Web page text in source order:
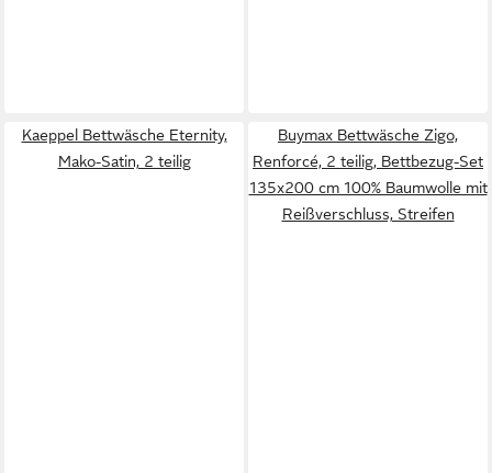
Kaeppel Bettwäsche Eternity,
Mako-Satin, 2 teilig
Buymax Bettwäsche Zigo,
Renforcé, 2 teilig, Bettbezug-Set
135x200 cm 100% Baumwolle mit
Reißverschluss, Streifen